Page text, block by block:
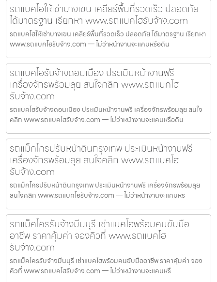
รถแบคโฮให้เช่าบางเขน เคลียร์พื้นที่รวดเร็ว ปลอดภัย
ได้มาตรฐาน เรียกหา www.รถแบคโฮรับจ้าง.com
รถแบคโฮให้เช่าบางเขน เคลียร์พื้นที่รวดเร็ว ปลอดภัย ได้มาตรฐาน เรียกหา
www.รถแบคโฮรับจ้าง.com — ไม่ว่าหน้างานจะแคบหรือดิน
รถแบคโฮรับจ้างดอนเมือง ประเมินหน้างานฟรี
เครื่องจักรพร้อมลุย สนใจคลิก www.รถแบคโฮ
รับจ้าง.com
รถแบคโฮรับจ้างดอนเมือง ประเมินหน้างานฟรี เครื่องจักรพร้อมลุย สนใจ
คลิก www.รถแบคโฮรับจ้าง.com — ไม่ว่าหน้างานจะแคบหรือดิน
รถแม็คโครปรับหน้าดินกรุงเทพ ประเมินหน้างานฟรี
เครื่องจักรพร้อมลุย สนใจคลิก www.รถแบคโฮ
รับจ้าง.com
รถแม็คโครปรับหน้าดินกรุงเทพ ประเมินหน้างานฟรี เครื่องจักรพร้อมลุย
สนใจคลิก www.รถแบคโฮรับจ้าง.com — ไม่ว่าหน้างานจะแคบหร
รถแม็คโครรับจ้างมีนบุรี เช่าแบคโฮพร้อมคนขับมือ
อาชีพ ราคาคุ้มค่า จองคิวที่ www.รถแบคโฮ
รับจ้าง.com
รถแม็คโครรับจ้างมีนบุรี เช่าแบคโฮพร้อมคนขับมืออาชีพ ราคาคุ้มค่า จอง
คิวที่ www.รถแบคโฮรับจ้าง.com — ไม่ว่าหน้างานจะแคบหรื